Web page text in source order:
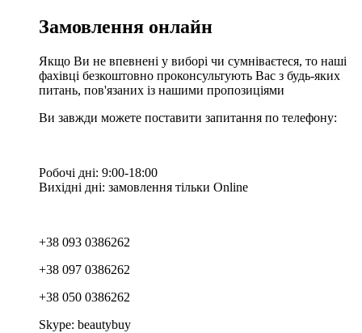
Замовлення онлайн
Якщо Ви не впевнені у виборі чи сумніваєтеся, то наші
фахівці безкоштовно проконсультують Вас з будь-яких
питань, пов'язаних із нашими пропозиціями
Ви завжди можете поставити запитання по телефону:
Робочі дні: 9:00-18:00
Вихідні дні: замовлення тільки Online
+38 093 0386262
+38 097 0386262
+38 050 0386262
Skype: beautybuy